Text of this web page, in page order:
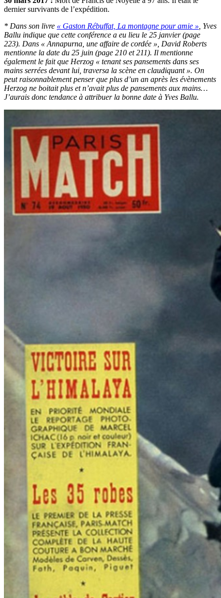
dernier survivants de l’expédition.
* Dans son livre « Gaston Rébuffat, La montagne pour amie » , Yves
Ballu indique que cette conférence a eu lieu le 25 janvier (page
223). Dans « Annapurna, une affaire de cordée », David Roberts
mentionne la date du 25 juin (page 210 et 211). Il mentionne
également le fait que Herzog « tenant ses pansements dans ses
mains serrées devant lui, traversa la scène en claudiquant ». On
peut raisonnablement penser que plus d’un an après les évènements
Herzog ne boitait plus et n’avait plus de pansements aux mains…
J’aurais donc tendance à attribuer la bonne date à Yves Ballu.